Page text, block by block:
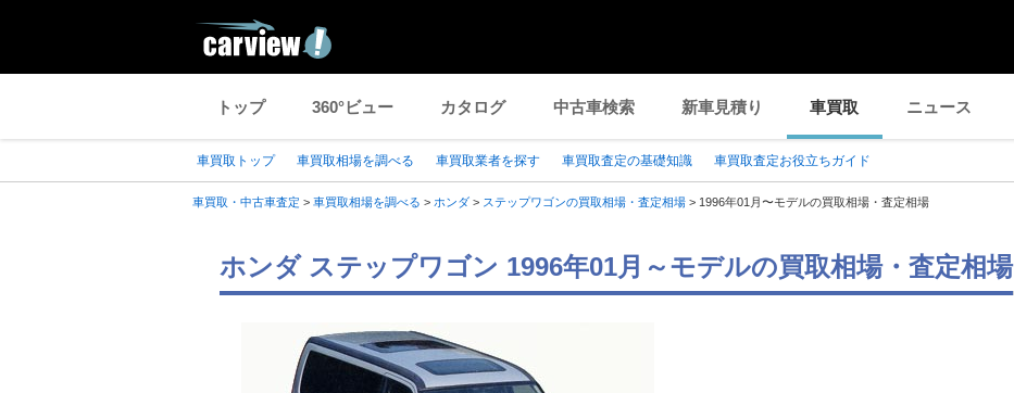
トップ 360°ビュー カタログ 中古車検索 新車見積り 車買取 ニュース
車買取トップ 車買取相場を調べる 車買取業者を探す 車買取査定の基礎知識 車買取査定お役立ちガイド
車買取・中古車査定 > 車買取相場を調べる > ホンダ > ステップワゴンの買取相場・査定相場 > 1996年01月〜モデルの買取相場・査定相場
ホンダ ステップワゴン 1996年01月～モデルの買取相場・査定相場